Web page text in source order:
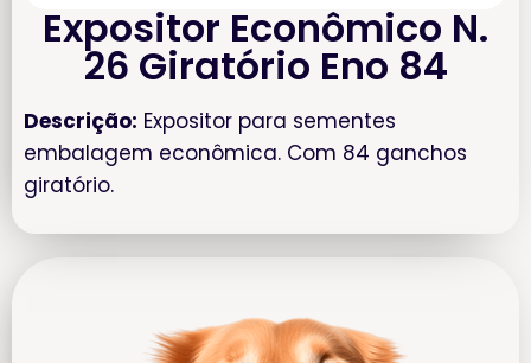
Expositor Econômico N.
26 Giratório Eno 84
Descrição: Expositor para sementes
embalagem econômica. Com 84 ganchos
giratório.